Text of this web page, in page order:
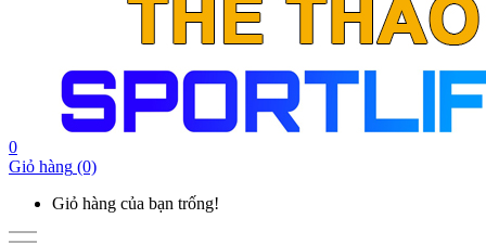
0
Giỏ hàng (0)
Giỏ hàng của bạn trống!